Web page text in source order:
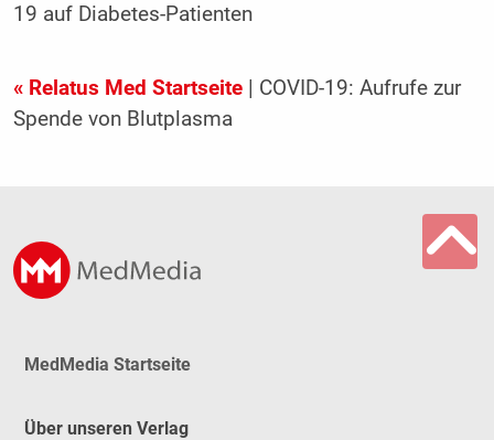
19 auf Diabetes-Patienten
« Relatus Med Startseite| COVID-19: Aufrufe zur
Spende von Blutplasma
MedMedia Startseite
Über unseren Verlag